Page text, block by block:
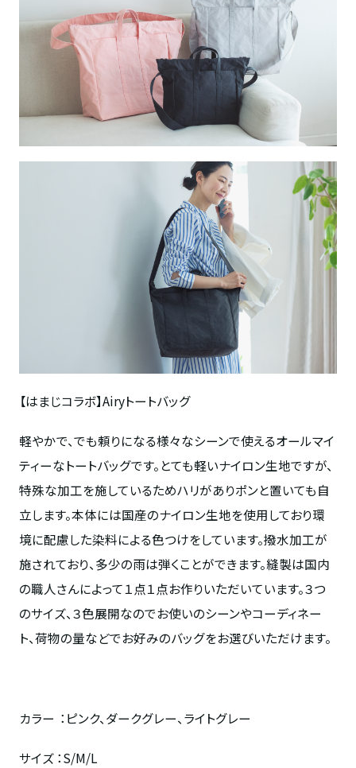
【はまじコラボ】Airyトートバッグ
軽やかで、でも頼りになる様々なシーンで使えるオールマイ
ティーなトートバッグです。とても軽いナイロン生地ですが、
特殊な加工を施しているためハリがありポンと置いても自
立します。本体には国産のナイロン生地を使用しており環
境に配慮した染料による色つけをしています。撥水加工が
施されており、多少の雨は弾くことができます。縫製は国内
の職人さんによって１点１点お作りいただいています。３つ
のサイズ、３色展開なのでお使いのシーンやコーディネー
ト、荷物の量などでお好みのバッグをお選びいただけます。
カラー ：ピンク、ダークグレー、ライトグレー
サイズ ：S/M/L